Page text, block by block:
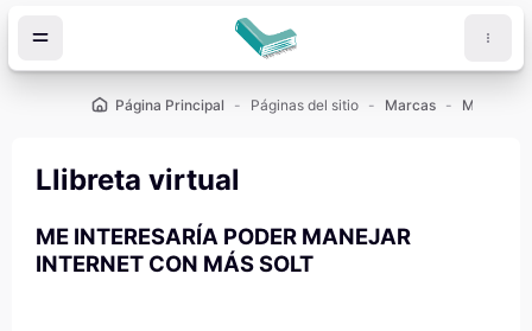
Página Principal Páginas del sitio Marcas
Llibreta virtual
ME INTERESARÍA PODER MANEJAR
INTERNET CON MÁS SOLT